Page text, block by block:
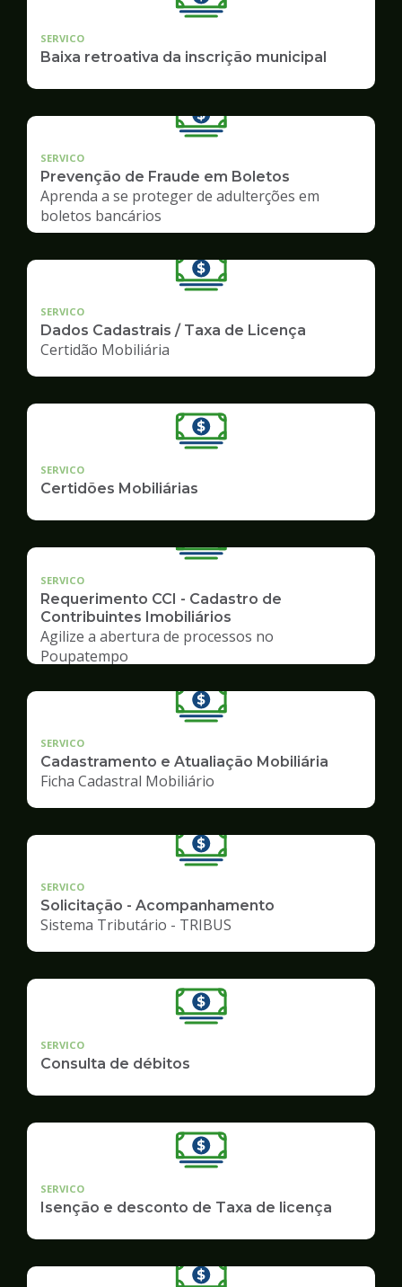
SERVICO
Baixa retroativa da inscrição municipal
SERVICO
Prevenção de Fraude em Boletos
Aprenda a se proteger de adulterções em
boletos bancários
SERVICO
Dados Cadastrais / Taxa de Licença
Certidão Mobiliária
SERVICO
Certidões Mobiliárias
SERVICO
Requerimento CCI - Cadastro de
Contribuintes Imobiliários
Agilize a abertura de processos no
Poupatempo
SERVICO
Cadastramento e Atualiação Mobiliária
Ficha Cadastral Mobiliário
SERVICO
Solicitação - Acompanhamento
Sistema Tributário - TRIBUS
SERVICO
Consulta de débitos
SERVICO
Isenção e desconto de Taxa de licença